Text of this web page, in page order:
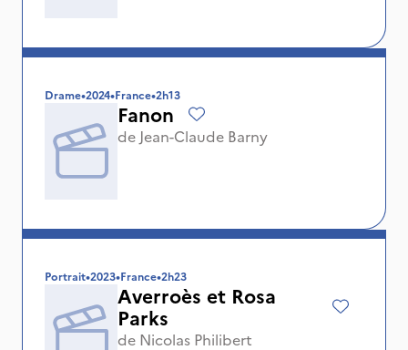
Drame•2024•France•2h13
Fanon
de Jean-Claude Barny
Portrait•2023•France•2h23
Averroès et Rosa
Parks
de Nicolas Philibert